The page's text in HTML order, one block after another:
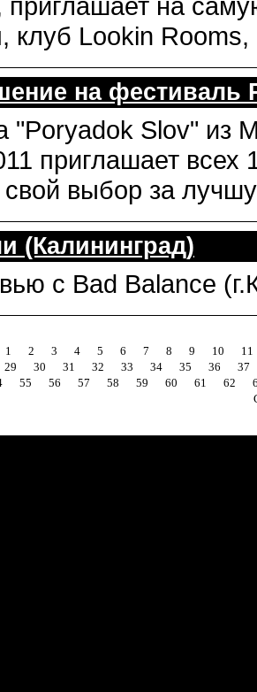
клуб Lookin Rooms,
на фестиваль
"Poryadok Slov" из
приглашает всех
свой выбор за
(Калининград)
с Bad Balance
1 2 3 4 5 6 7 8 9 10
11
29 30 31 32 33 34 35 36
37
55 56 57 58 59 60 61 62